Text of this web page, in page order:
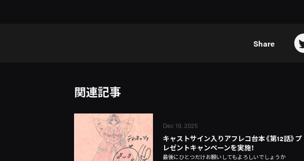
Share
関連記事
Dec 19, 2025
キャストサイン入りアフレコ台本《第12話》プ
レゼントキャンペーンを実施！
最後にひとつだけお願いしてもよろしいでしょうか